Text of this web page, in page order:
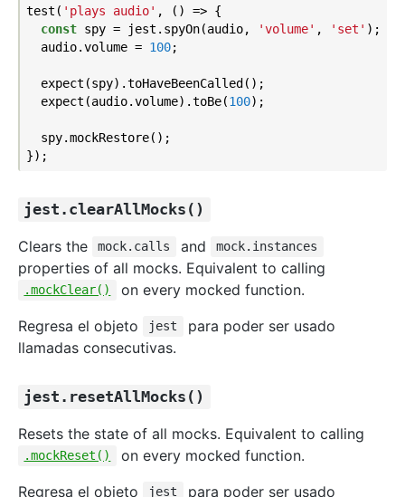
test( 'plays audio' , () => {
const spy = jest.spyOn(audio, 'volume' , 'set' );
  audio.volume =
100;
  expect(spy).toHaveBeenCalled();
  expect(audio.volume).toBe(
100);
  spy.mockRestore();
jest.clearAllMocks()
Clears the
mock.calls and mock.instances
properties of all mocks. Equivalent to calling
.mockClear()
on every mocked function.
Regresa el objeto
jest
para poder ser usado
llamadas consecutivas.
jest.resetAllMocks()
Resets the state of all mocks. Equivalent to calling
.mockReset()
on every mocked function.
Regresa el objeto
jest para poder ser usado